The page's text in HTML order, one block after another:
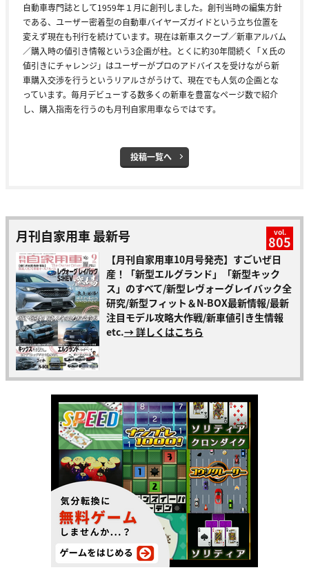
自動車専門誌として1959年１月に創刊しました。創刊当時の編集方針
である、ユーザー密着型の自動車バイヤーズガイドという立ち位置を
変えず現在も刊行を続けています。現在は新車スクープ／新車アルバム
／購入時の値引き情報という3企画が柱。とくに約30年間続く「Ｘ氏の
値引きにチャレンジ」はユーザーがプロのアドバイスを受けながら新
車購入交渉を行うというリアルさがうけて、現在でも人気の企画とな
っています。毎月デビューする数多くの新車を豊富なページ数で紹介
し、購入指南を行うのも月刊自家用車ならではです。
投稿一覧へ
月刊自家用車 最新号 vol.
805
【月刊自家用車10月号発売】すごいぜ日
産！「新型エルグランド」「新型キック
ス」のすべて/新型レヴォーグレイバック全
研究/新型フィット＆N-BOX最新情報/最新
注目モデル攻略大作戦/新車値引き生情報
etc.→ 詳しくはこちら